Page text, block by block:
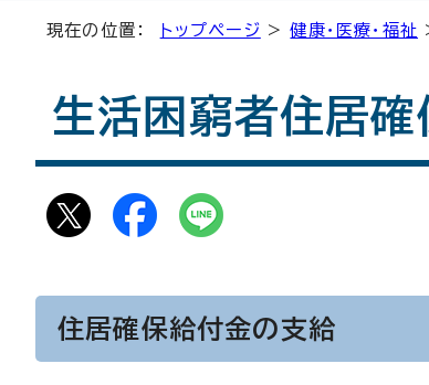
現在の位置： トップページ >健康・医療・福祉
生活困窮者住居確
住居確保給付金の支給